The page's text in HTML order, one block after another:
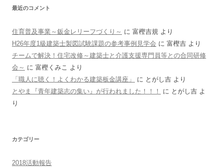
最近のコメント
住育普及事業～鈑金レリーフづくり～ に 富樫吉規 より
H26年度1級建築士製図試験課題の参考事例見学会 に 富樫吉 より
チームで解決！住宅改修～建築士と介護支援専門員等との合同研修
会～ に 富樫くみこ より
「職人に聴く！よくわかる建築板金講座」
に とがし吉 より
とやま『青年建築志の集い』が行われました！！！
に とがし吉 よ
り
カテゴリー
2018活動報告